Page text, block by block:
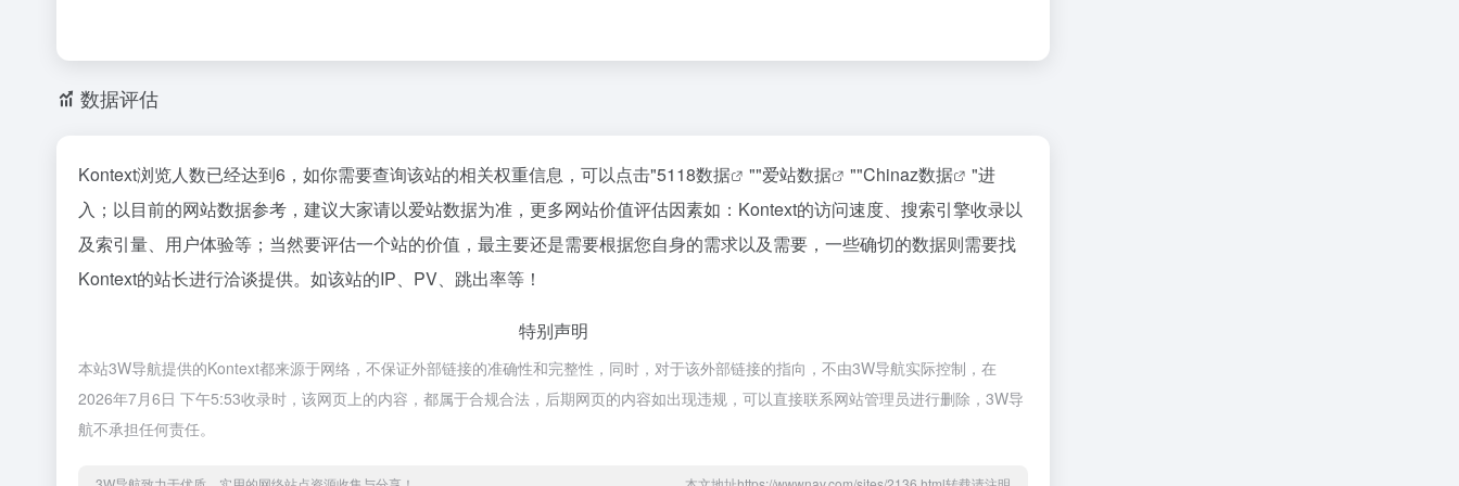
数据评估
Kontext浏览人数已经达到6，如你需要查询该站的相关权重信息，可以点击"5118数据 ""爱站数据 ""Chinaz数据
"进
入；以目前的网站数据参考，建议大家请以爱站数据为准，更多网站价值评估因素如：Kontext的访问速度、搜索引擎收录以
及索引量、用户体验等；当然要评估一个站的价值，最主要还是需要根据您自身的需求以及需要，一些确切的数据则需要找
Kontext的站长进行洽谈提供。如该站的IP、PV、跳出率等！
特别声明
本站3W导航提供的Kontext都来源于网络，不保证外部链接的准确性和完整性，同时，对于该外部链接的指向，不由3W导航实际控制，在
2026年7月6日 下午5:53收录时，该网页上的内容，都属于合规合法，后期网页的内容如出现违规，可以直接联系网站管理员进行删除，3W导
航不承担任何责任。